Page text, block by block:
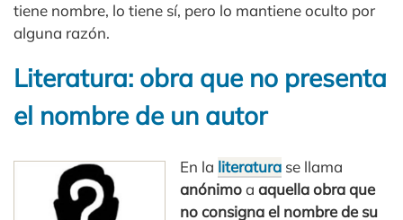
tiene nombre, lo tiene sí, pero lo mantiene oculto por
alguna razón.
Literatura: obra que no presenta
el nombre de un autor
En la literatura se llama
anónimoaaquella obra que
no consigna el nombre de su